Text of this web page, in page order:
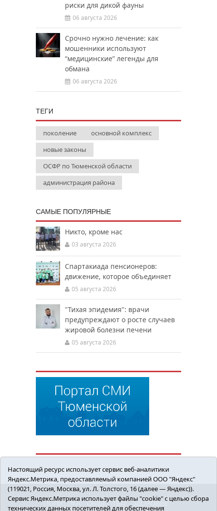
риски для дикой фауны
06 августа 2026
Срочно нужно лечение: как
мошенники используют
“медицинские” легенды для
обмана
06 августа 2026
ТЕГИ
поколение
основной комплекс
новые законы
ОСФР по Тюменской области
администрация района
САМЫЕ ПОПУЛЯРНЫЕ
Никто, кроме нас
03 августа 2026
Спартакиада пенсионеров:
движение, которое объединяет
05 августа 2026
"Тихая эпидемия": врачи
предупреждают о росте случаев
жировой болезни печени
05 августа 2026
ПОЛИТИКА ОБЩЕСТВО
ЗДОРОВЬЕ
Настоящий ресурс использует сервис веб-аналитики
Яндекс.Метрика, предоставляемый компанией ООО "Яндекс"
(119021, Россия, Москва, ул. Л. Толстого, 16 (далее — Яндекс)).
Сервис Яндекс.Метрика использует файлы "cookie" с целью сбора
технических данных посетителей для обеспечения